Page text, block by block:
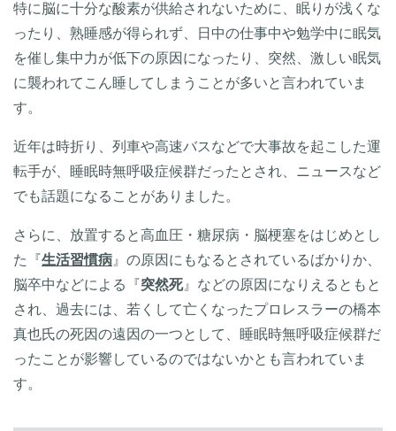
特に脳に十分な酸素が供給されないために、眠りが浅くな
ったり、熟睡感が得られず、日中の仕事中や勉学中に眠気
を催し集中力が低下の原因になったり、突然、激しい眠気
に襲われてこん睡してしまうことが多いと言われていま
す。
近年は時折り、列車や高速バスなどで大事故を起こした運
転手が、睡眠時無呼吸症候群だったとされ、ニュースなど
でも話題になることがありました。
さらに、放置すると高血圧・糖尿病・脳梗塞をはじめとし
た『生活習慣病 』の原因にもなるとされているばかりか、
脳卒中などによる『突然死』などの原因になりえるともと
され、過去には、若くして亡くなったプロレスラーの橋本
真也氏の死因の遠因の一つとして、睡眠時無呼吸症候群だ
ったことが影響しているのではないかとも言われていま
す。